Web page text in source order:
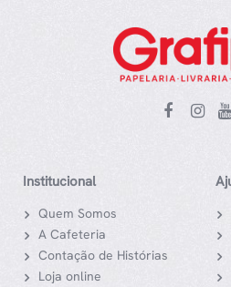
Institucional
Quem Somos
A Cafeteria
Contação de Histórias
Loja online